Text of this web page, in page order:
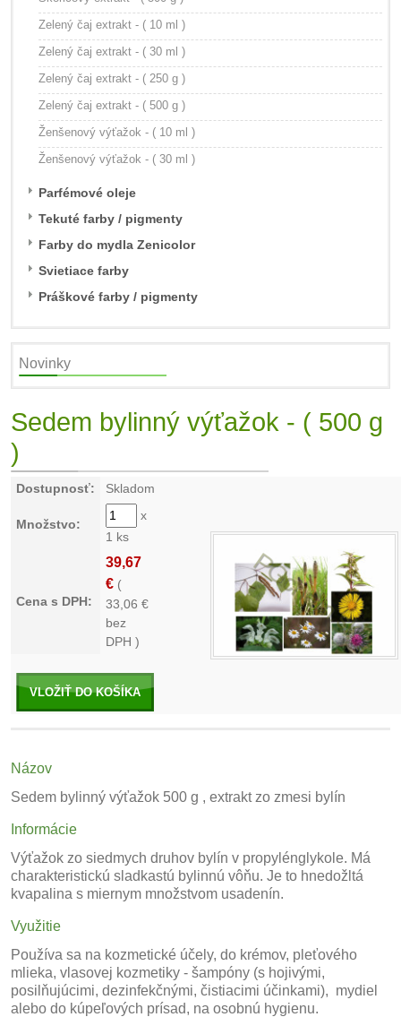
Zelený čaj extrakt - ( 10 ml )
Zelený čaj extrakt - ( 30 ml )
Zelený čaj extrakt - ( 250 g )
Zelený čaj extrakt - ( 500 g )
Ženšenový výťažok - ( 10 ml )
Ženšenový výťažok - ( 30 ml )
Parfémové oleje
Tekuté farby / pigmenty
Farby do mydla Zenicolor
Svietiace farby
Práškové farby / pigmenty
Novinky
Sedem bylinný výťažok - ( 500 g
)
Dostupnosť: Skladom
Množstvo:
x
1 ks
Cena s DPH:
39,67
€ (
33,06 €
bez
DPH )
VLOŽIŤ DO KOŠÍKA
Názov
Sedem bylinný výťažok 500 g , extrakt zo zmesi bylín
Informácie
Výťažok zo siedmych druhov bylín v propylénglykole. Má
charakteristickú sladkastú bylinnú vôňu. Je to hnedožltá
kvapalina s miernym množstvom usadenín.
Využitie
Používa sa na kozmetické účely, do krémov, pleťového
mlieka, vlasovej kozmetiky - šampóny (s hojivými,
posilňujúcimi, dezinfekčnými, čistiacimi účinkami), mydiel
alebo do kúpeľových prísad, na osobnú hygienu.